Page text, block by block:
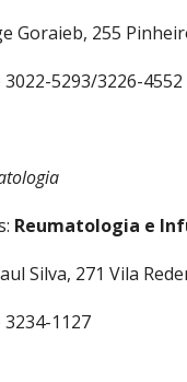
Goraieb, 255
5293/3226-4552
Reumatologia e
Silva, 271 Vila
1127